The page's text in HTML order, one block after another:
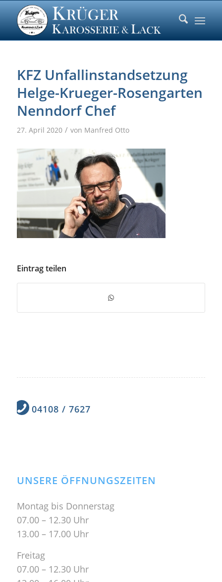
KFZ Unfallinstandsetzung
Helge-Krueger-Rosengarten
Nenndorf Chef
27. April 2020 / von Manfred Otto
Eintrag teilen
04108 / 7627
UNSERE ÖFFNUNGSZEITEN
Montag bis Donnerstag
07.00 – 12.30 Uhr
13.00 – 17.00 Uhr
Freitag
07.00 – 12.30 Uhr